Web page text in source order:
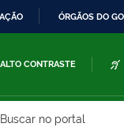
ÓRGÃOS DO
ALTO CONTRASTE
Buscar no portal